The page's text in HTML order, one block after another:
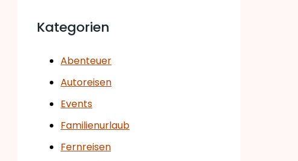
Kategorien
Abenteuer
Autoreisen
Events
Familienurlaub
Fernreisen